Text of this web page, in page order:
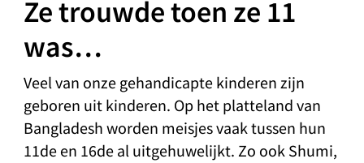
Ze trouwde toen ze 11
was…
Veel van onze gehandicapte kinderen zijn
geboren uit kinderen. Op het platteland van
Bangladesh worden meisjes vaak tussen hun
11de en 16de al uitgehuwelijkt. Zo ook Shumi,